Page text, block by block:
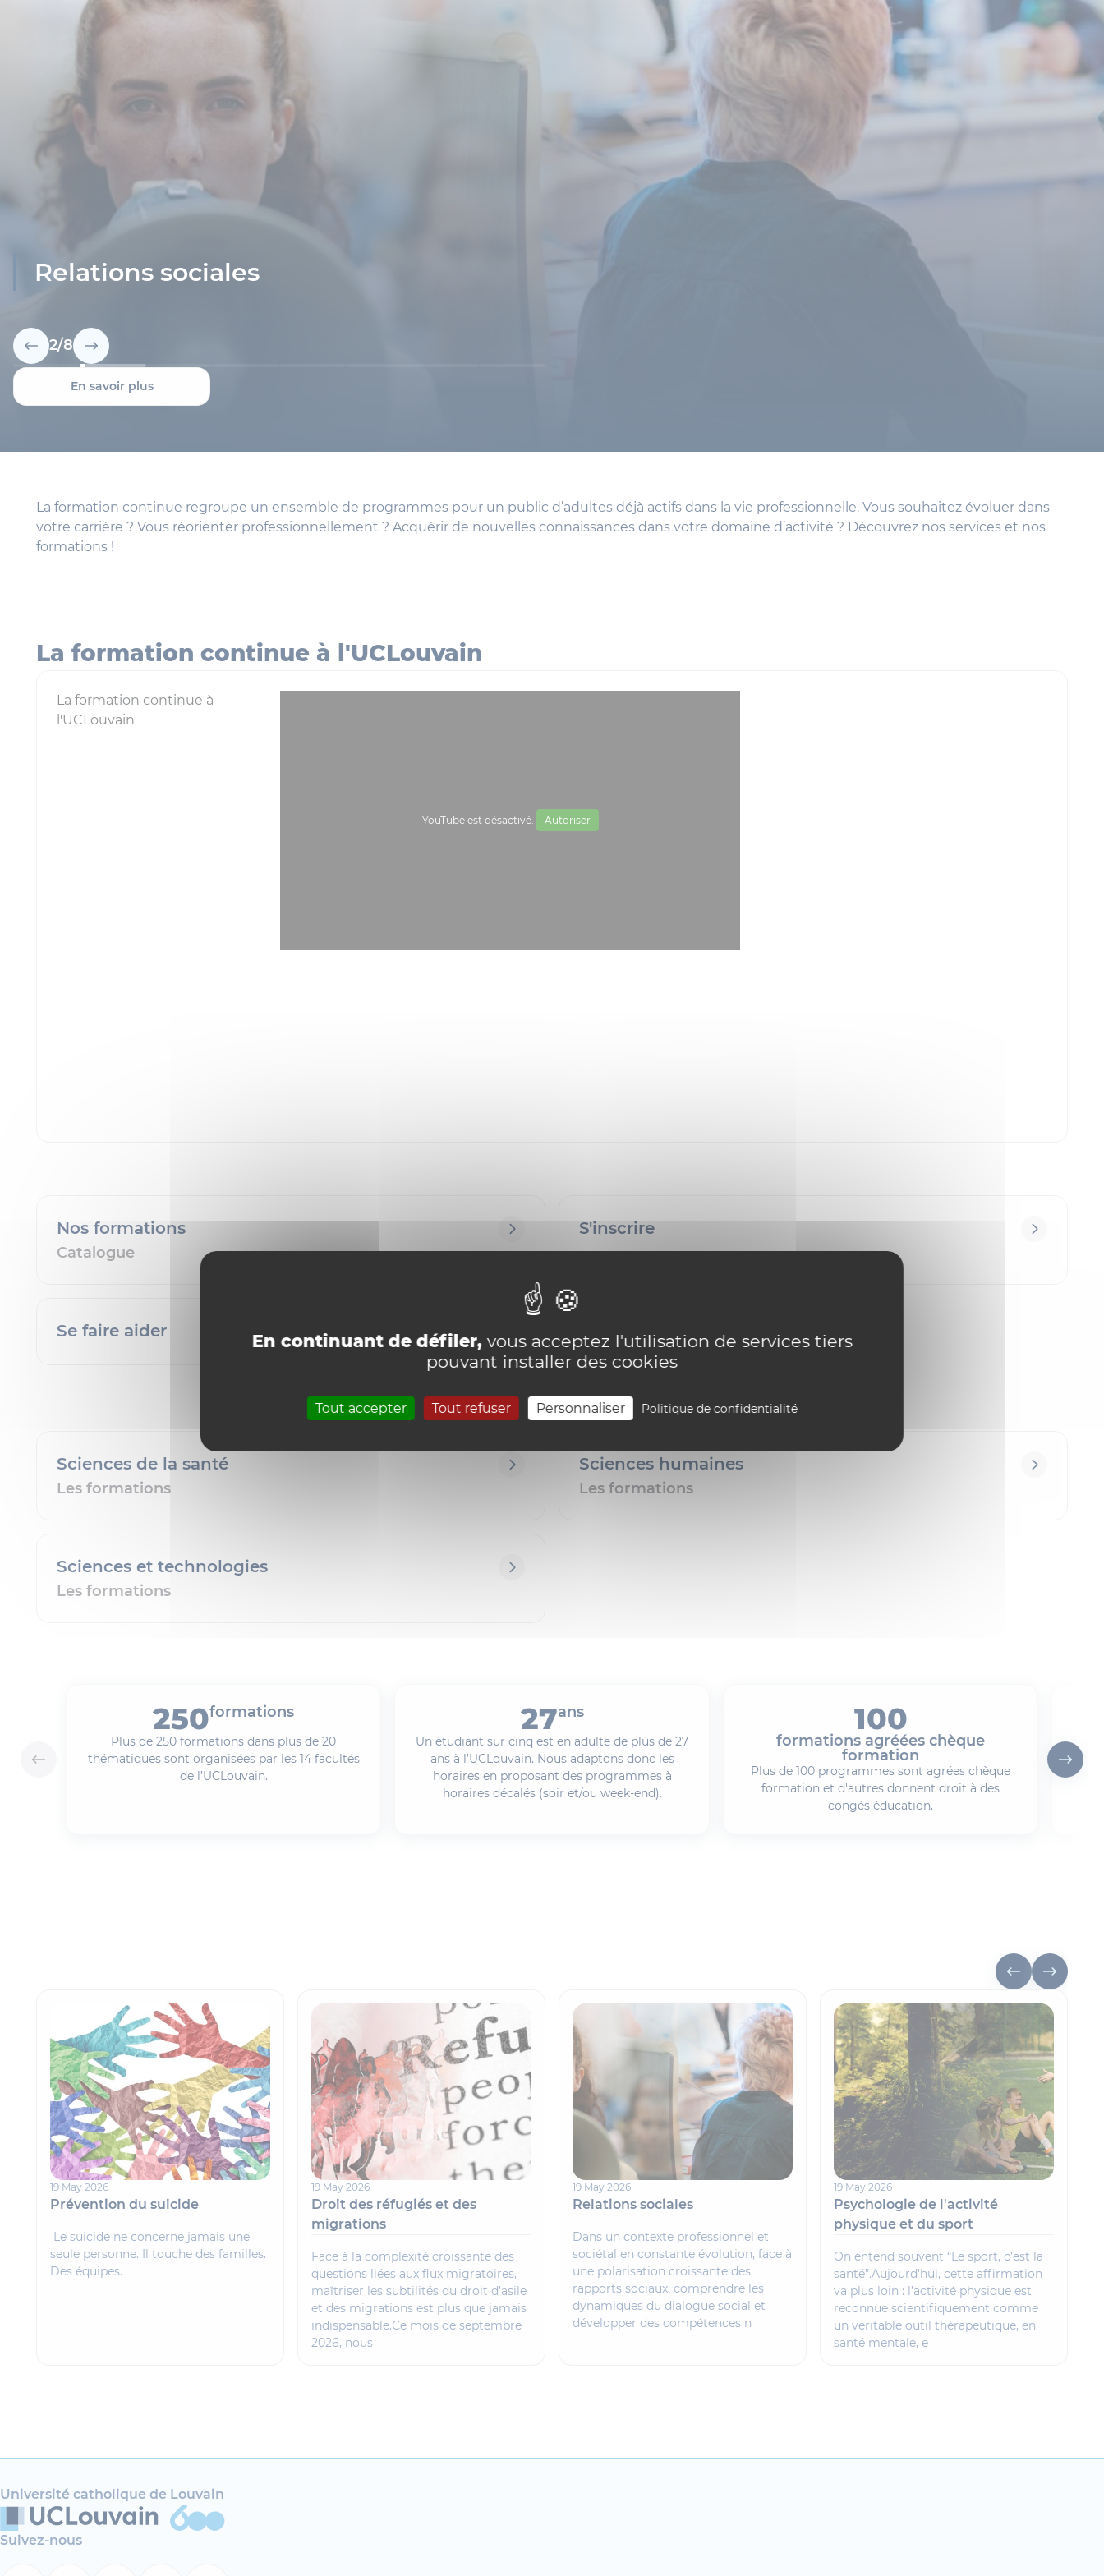
En continuant de défiler,vous acceptez l'utilisation de services tiers
pouvant installer des cookies
Tout accepter Tout refuser Personnaliser Politique de confidentialité
Relations sociales
2/8
En savoir plus
La formation continue regroupe un ensemble de programmes pour un public d’adultes déjà actifs dans la vie professionnelle. Vous souhaitez évoluer dans
votre carrière ? Vous réorienter professionnellement ? Acquérir de nouvelles connaissances dans votre domaine d’activité ? Découvrez nos services et nos
formations !
La formation continue à l'UCLouvain
La formation continue à
l'UCLouvain
YouTube est désactivé. Autoriser
Nos formations
Catalogue
S'inscrire
Se faire aider
Sciences de la santé
Les formations
Sciences humaines
Les formations
Sciences et technologies
Les formations
250formations
Plus de 250 formations dans plus de 20
thématiques sont organisées par les 14 facultés
de l’UCLouvain.
27ans
Un étudiant sur cinq est en adulte de plus de 27
ans à l’UCLouvain. Nous adaptons donc les
horaires en proposant des programmes à
horaires décalés (soir et/ou week-end).
100
formations agréées chèque
formation
Plus de 100 programmes sont agrées chèque
formation et d'autres donnent droit à des
congés éducation.
19 May 2026
Prévention du suicide
Le suicide ne concerne jamais une
seule personne. Il touche des familles.
Des équipes.
19 May 2026
Droit des réfugiés et des
migrations
Face à la complexité croissante des
questions liées aux flux migratoires,
maîtriser les subtilités du droit d’asile
et des migrations est plus que jamais
indispensable.Ce mois de septembre
2026, nous
19 May 2026
Relations sociales
Dans un contexte professionnel et
sociétal en constante évolution, face à
une polarisation croissante des
rapports sociaux, comprendre les
dynamiques du dialogue social et
développer des compétences n
19 May 2026
Psychologie de l'activité
physique et du sport
On entend souvent “Le sport, c’est la
santé”.Aujourd’hui, cette affirmation
va plus loin : l’activité physique est
reconnue scientifiquement comme
un véritable outil thérapeutique, en
santé mentale, e
Université catholique de Louvain
Suivez-nous